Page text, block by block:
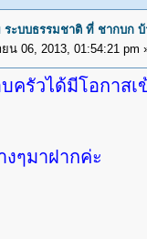
ะบบธรรมชาติ ที่ ชากบก บ้
น 06, 2013, 01:54:21 pm
บครัวได้มีโอกา
ๆมาฝากค่ะ